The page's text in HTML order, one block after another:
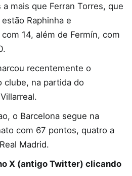
mais que Ferran Torres, que
Raphinha e
14, além de Fermín, com
recentemente o
clube, na partida do
o Barcelona segue na
com 67 pontos, quatro a
Madrid.
X (antigo Twitter) clicando